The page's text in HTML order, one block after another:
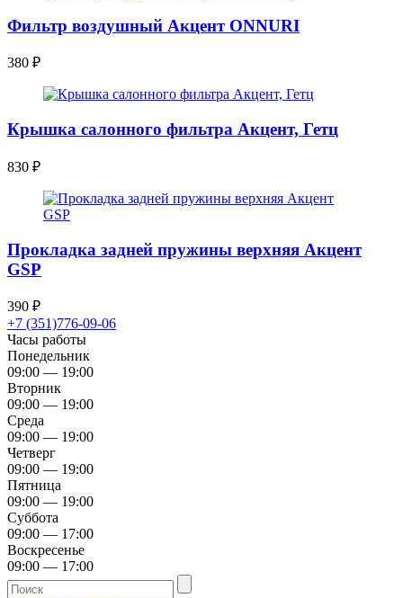
Фильтр воздушный Акцент ONNURI
380 ₽
Крышка салонного фильтра Акцент, Гетц
830 ₽
Прокладка задней пружины верхняя Акцент
GSP
390 ₽
+7 (351)776-09-06
Часы работы
Понедельник
09:00 — 19:00
Вторник
09:00 — 19:00
Среда
09:00 — 19:00
Четверг
09:00 — 19:00
Пятница
09:00 — 19:00
Суббота
09:00 — 17:00
Воскресенье
09:00 — 17:00